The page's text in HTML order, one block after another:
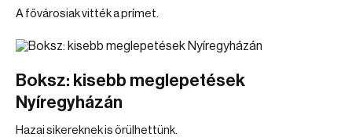
A fővárosiak vitték a prímet.
Boksz: kisebb meglepetések
Nyíregyházán
Hazai sikereknek is örülhettünk.